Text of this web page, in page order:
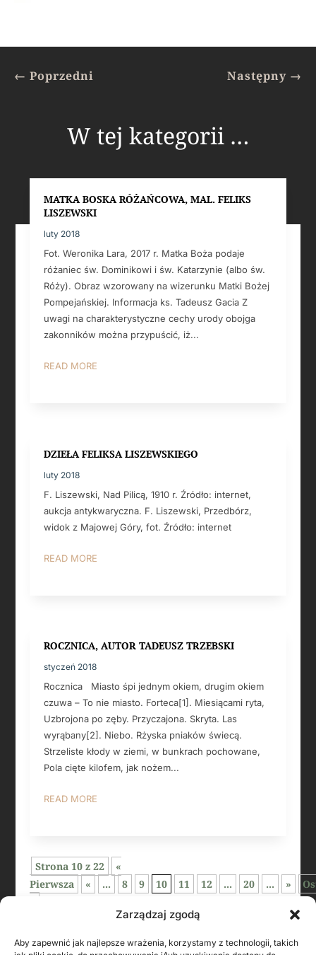
Zarządzaj zgodą
Aby zapewnić jak najlepsze wrażenia, korzystamy z technologii, takich
← Poprzedni Następny →
W tej kategorii …
MATKA BOSKA RÓŻAŃCOWA, MAL. FELIKS
LISZEWSKI
luty 2018
Fot. Weronika Lara, 2017 r. Matka Boża podaje
różaniec św. Dominikowi i św. Katarzynie (albo św.
Róży). Obraz wzorowany na wizerunku Matki Bożej
Pompejańskiej. Informacja ks. Tadeusz Gacia Z
uwagi na charakterystyczne cechy urody obojga
zakonników można przypuścić, iż...
READ MORE
DZIEŁA FELIKSA LISZEWSKIEGO
luty 2018
F. Liszewski, Nad Pilicą, 1910 r. Źródło: internet,
aukcja antykwaryczna. F. Liszewski, Przedbórz,
widok z Majowej Góry, fot. Źródło: internet
READ MORE
ROCZNICA, AUTOR TADEUSZ TRZEBSKI
styczeń 2018
Rocznica Miasto śpi jednym okiem, drugim okiem
czuwa – To nie miasto. Forteca[1]. Miesiącami ryta,
Uzbrojona po zęby. Przyczajona. Skryta. Las
wyrąbany[2]. Niebo. Rżyska pniaków świecą.
Strzeliste kłody w ziemi, w bunkrach pochowane,
Pola cięte kilofem, jak nożem...
READ MORE
Strona 10 z 22
«
Pierwsza
« ... 8 9 10 11 12 ... 20 ... »